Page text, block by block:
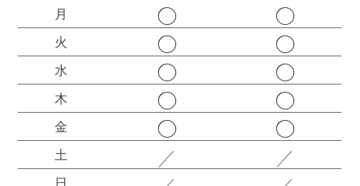
月 ◯ ◯
火 ◯ ◯
水 ◯ ◯
木 ◯ ◯
金 ◯ ◯
土 ／ ／